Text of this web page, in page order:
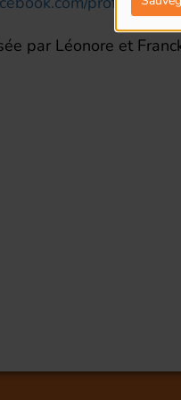
par Léonore et